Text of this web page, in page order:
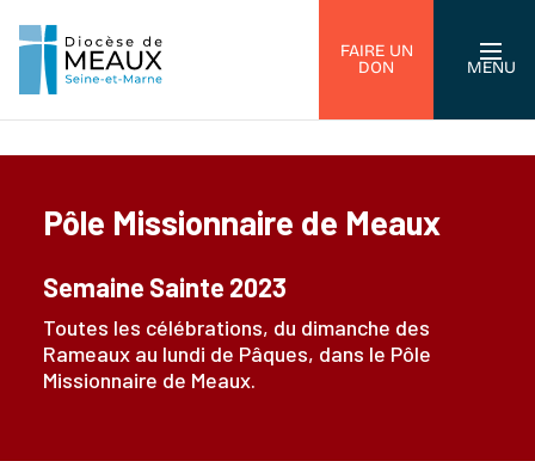
FAIRE UN
DON
MENU
Pôle Missionnaire de Meaux
Semaine Sainte 2023
Toutes les célébrations, du dimanche des
Rameaux au lundi de Pâques, dans le Pôle
Missionnaire de Meaux.